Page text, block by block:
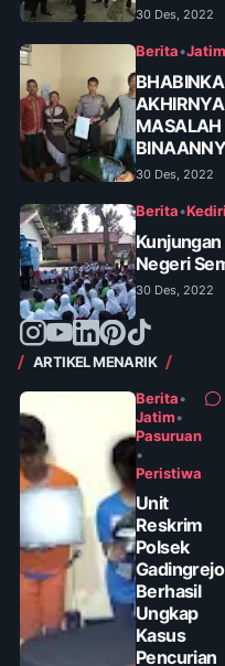
30 Des, 2022
Berita•Jatim
MASALAH
30 Des, 2022
Berita•Kediri
Kunjungan
Negeri
30 Des, 2022
ARTIKEL MENARIK
Berita•
Jatim•
Pasuruan
•
Peristiwa
Unit
Reskrim
Polsek
Gadingrejo
Berhasil
Ungkap
Kasus
Pencurian